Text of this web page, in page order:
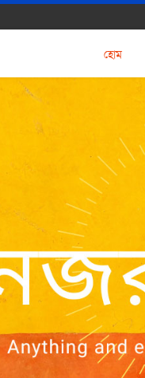
হোম